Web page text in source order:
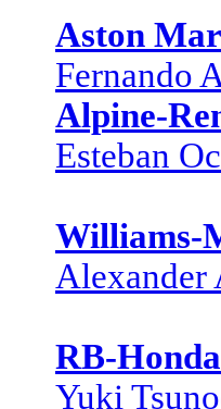
Aston
Fernando
Alpine-
Esteban
Williams-
Alexander
RB-
Yuki